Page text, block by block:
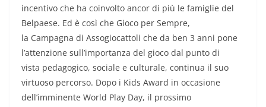
incentivo che ha coinvolto ancor di più le famiglie del
Belpaese. Ed è così che Gioco per Sempre,
la Campagna di Assogiocattoli che da ben 3 anni pone
l’attenzione sull’importanza del gioco dal punto di
vista pedagogico, sociale e culturale, continua il suo
virtuoso percorso. Dopo i Kids Award in occasione
dell’imminente World Play Day, il prossimo